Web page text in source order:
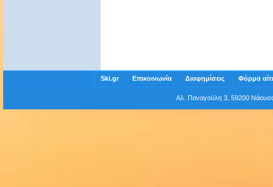
Ski.gr Επικοινωνία Διαφημίσεις Φόρμα
Αλ. Παναγούλη 3, 59200